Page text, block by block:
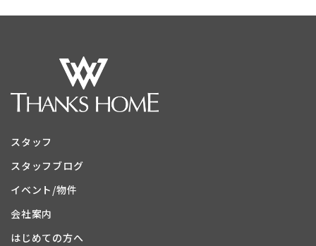
スタッフ
スタッフブログ
イベント/物件
会社案内
はじめての方へ